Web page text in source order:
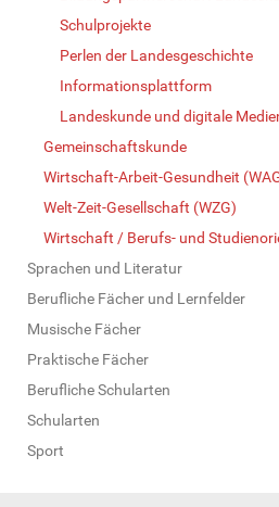
Schulprojekte
Perlen der Landesgeschichte
Informationsplattform
Landeskunde und digitale
Gemeinschaftskunde
Wirtschaft-Arbeit-Gesundheit
Welt-Zeit-Gesellschaft (WZG)
Wirtschaft / Berufs- und
Sprachen und Literatur
Berufliche Fächer und Lernfelder
Musische Fächer
Praktische Fächer
Berufliche Schularten
Schularten
Sport